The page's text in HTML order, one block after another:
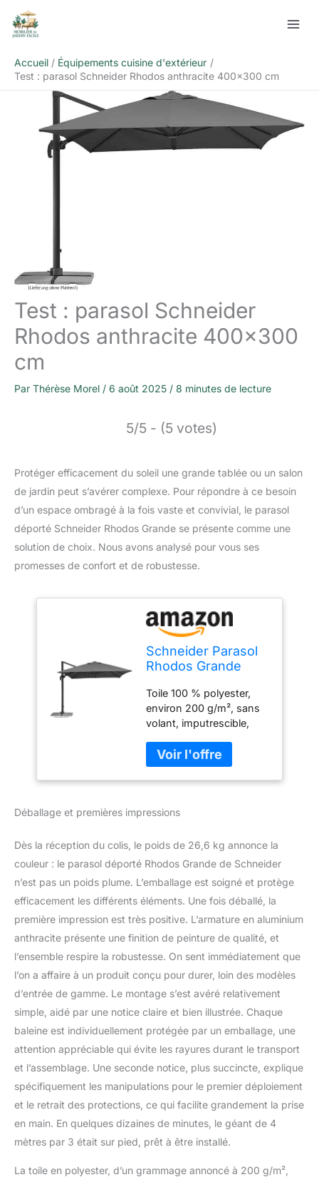
Accueil
Équipements cuisine d'extérieur
Test : parasol Schneider Rhodos anthracite 400×300 cm
Test : parasol Schneider
Rhodos anthracite 400×300
cm
Par Thérèse Morel / 6 août 2025 / 8 minutes de lecture
5/5 - (5 votes)
Protéger efficacement du soleil une grande tablée ou un salon
de jardin peut s’avérer complexe. Pour répondre à ce besoin
d’un espace ombragé à la fois vaste et convivial, le parasol
déporté Schneider Rhodos Grande se présente comme une
solution de choix. Nous avons analysé pour vous ses
promesses de confort et de robustesse.
Schneider Parasol
Rhodos Grande
300 cm 787-15
Armature en
aluminium Toile
polyester 26,6 kg
Toile 100 % polyester,
environ 200 g/m², sans
volant, imputrescible,
pour lavage à la main
Protection UV 50+ selon
la norme australienne et
(AS/NZS4399) Structure
anthracite revêtu par
pulvérisation, bâton en
d'environ 57 x 93 mm
Plateau tournant avec
pédale, pivotant à 360°,
inclinable le long du mât
Inclus : housse de
protection opaque avec
fermeture éclair et
baguette + support pour
dalles 50 x 50 x 5 cm
Déballage et premières impressions
Dès la réception du colis, le poids de 26,6 kg annonce la
couleur : le parasol déporté Rhodos Grande de Schneider
n’est pas un poids plume. L’emballage est soigné et protège
efficacement les différents éléments. Une fois déballé, la
première impression est très positive. L’armature en aluminium
anthracite présente une finition de peinture de qualité, et
l’ensemble respire la robustesse. On sent immédiatement que
l’on a affaire à un produit conçu pour durer, loin des modèles
d’entrée de gamme. Le montage s’est avéré relativement
simple, aidé par une notice claire et bien illustrée. Chaque
baleine est individuellement protégée par un emballage, une
attention appréciable qui évite les rayures durant le transport
et l’assemblage. Une seconde notice, plus succincte, explique
spécifiquement les manipulations pour le premier déploiement
et le retrait des protections, ce qui facilite grandement la prise
en main. En quelques dizaines de minutes, le géant de 4
mètres par 3 était sur pied, prêt à être installé.
La toile en polyester, d’un grammage annoncé à 200 g/m²,
Rechercher